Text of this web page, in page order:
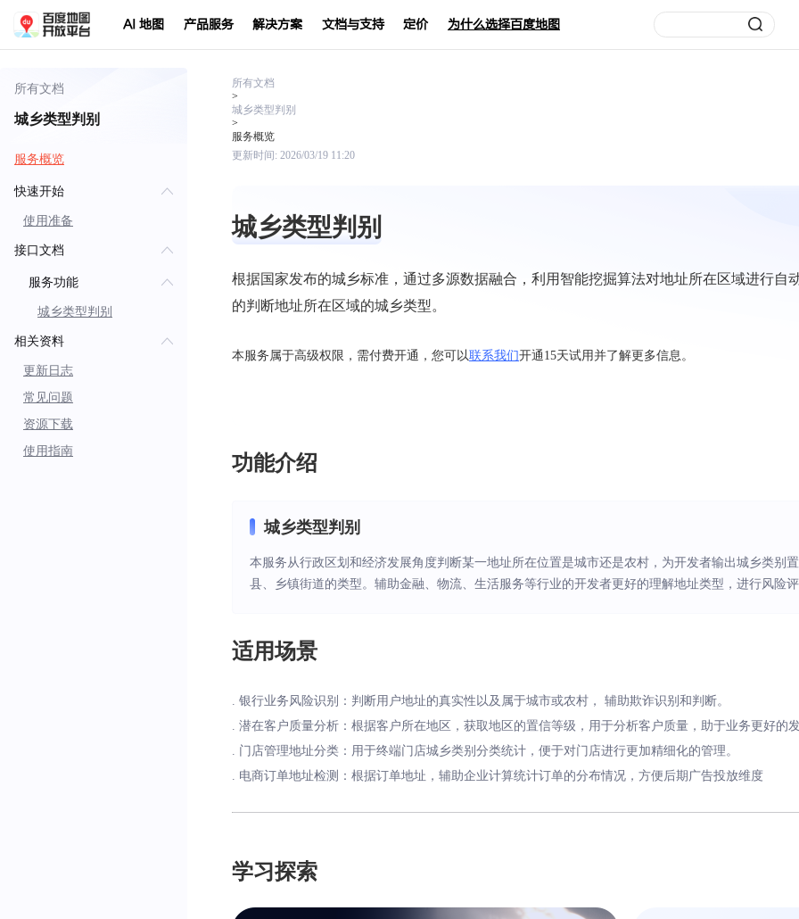
AI 地图 产品服务 解决方案 文档与支持 定价 为什么选择百度地图
所有文档
城乡类型判别
服务概览
快速开始
使用准备
接口文档
服务功能
城乡类型判别
相关资料
更新日志
常见问题
资源下载
使用指南
所有文档
>
城乡类型判别
>
服务概览
更新时间: 2026/03/19 11:20
城乡类型判别
根据国家发布的城乡标准，通过多源数据融合，利用智能挖掘算法对地址所在区域进行自
的判断地址所在区域的城乡类型。
本服务属于高级权限，需付费开通，您可以联系我们开通15天试用并了解更多信息。
功能介绍
城乡类型判别
本服务从行政区划和经济发展角度判断某一地址所在位置是城市还是农村，为开发者输出城乡类别
县、乡镇街道的类型。辅助金融、物流、生活服务等行业的开发者更好的理解地址类型，进行风险
适用场景
. 银行业务风险识别：判断用户地址的真实性以及属于城市或农村， 辅助欺诈识别和判断。
. 潜在客户质量分析：根据客户所在地区，获取地区的置信等级，用于分析客户质量，助于业务更好的
. 门店管理地址分类：用于终端门店城乡类别分类统计，便于对门店进行更加精细化的管理。
. 电商订单地址检测：根据订单地址，辅助企业计算统计订单的分布情况，方便后期广告投放维度
学习探索